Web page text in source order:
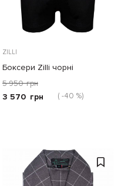
ZILLI
Боксери Zilli чорні
5 950 грн
3 570 грн ( -40 %)